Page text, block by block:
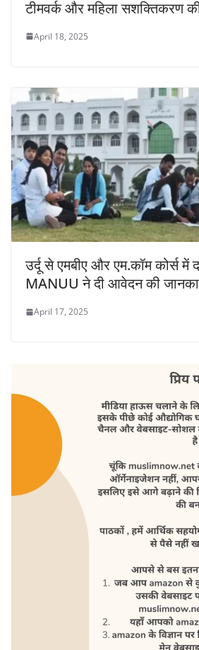
टीमवर्क और महिला सशक्तिकरण
April 18, 2025
उर्दू से एमबीए और एम.कॉम कोर्स
MANUU ने दी आवेदन की
April 17, 2025